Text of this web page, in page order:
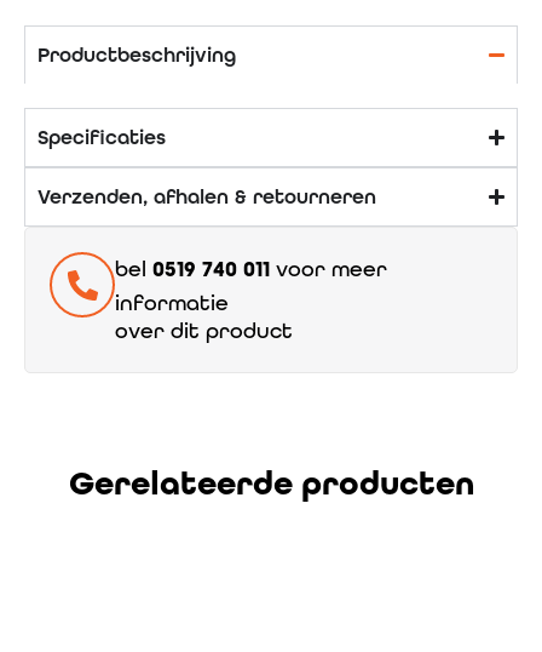
Productbeschrijving
Specificaties
Verzenden, afhalen & retourneren
bel 0519 740 011 voor meer
informatie
over dit product
Gerelateerde producten